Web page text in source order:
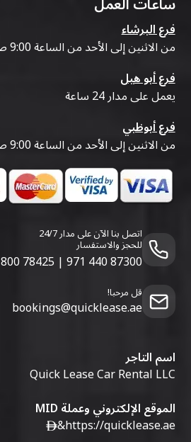
فرع البرشاء
من الاثنين إلى الأحد من الساعة 9:00 صباحًا حتى 07:00 مساءً
فرع أبو هيل
يعمل على مدار 24 ساعة
فرع أبوظبي
من الاثنين إلى الأحد من الساعة 9:00 صباحًا حتى 07:00 مساءً
اتصل بنا الآن على مدار 24/7
للحجز والاستفسار
800 78425 | 971 440 87300
قل مرحبا!
bookings@quicklease.ae
اسم التاجر
Quick Lease Car Rental LLC
الموقع الإلكتروني وعملة MID
https://quicklease.ae
&